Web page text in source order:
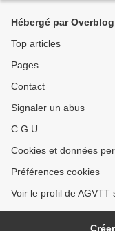
Hébergé par Overblog
Top articles
Pages
Contact
Signaler un abus
C.G.U.
Cookies et données
Préférences cookies
Voir le profil de AGVTT